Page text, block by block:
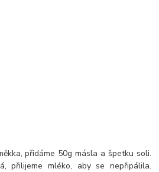
přidáme 50g másla a špetku soli.
přilijeme mléko, aby se nepřipálila.